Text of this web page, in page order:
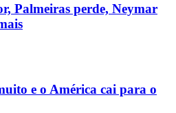
Palmeiras perde, Neymar
e o América cai para o